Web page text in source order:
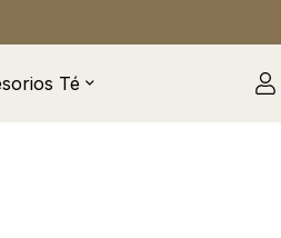
Té